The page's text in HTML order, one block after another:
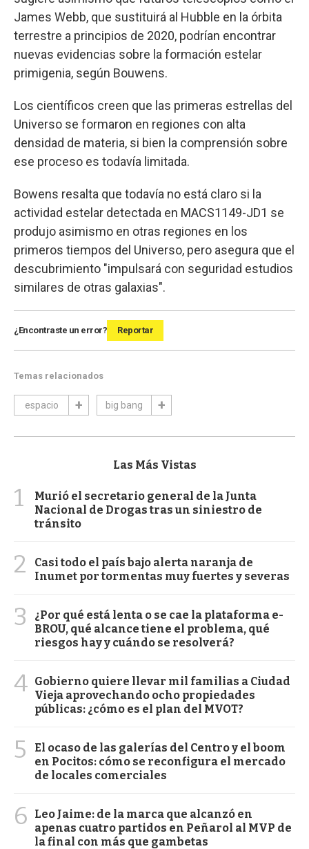
James Webb, que sustituirá al Hubble en la órbita
terrestre a principios de 2020, podrían encontrar
nuevas evidencias sobre la formación estelar
primigenia, según Bouwens.
Los científicos creen que las primeras estrellas del
Universo se formaron en regiones con alta
densidad de materia, si bien la comprensión sobre
ese proceso es todavía limitada.
Bowens resalta que todavía no está claro si la
actividad estelar detectada en MACS1149-JD1 se
produjo asimismo en otras regiones en los
primeros tiempos del Universo, pero asegura que el
descubrimiento "impulsará con seguridad estudios
similares de otras galaxias".
¿Encontraste un error? Reportar
Temas relacionados
espacio big bang
Las Más Vistas
1
Murió el secretario general de la Junta
Nacional de Drogas tras un siniestro de
tránsito
2
Casi todo el país bajo alerta naranja de
Inumet por tormentas muy fuertes y severas
3
¿Por qué está lenta o se cae la plataforma e-
BROU, qué alcance tiene el problema, qué
riesgos hay y cuándo se resolverá?
4 Gobierno quiere llevar mil familias a Ciudad
Vieja aprovechando ocho propiedades
públicas: ¿cómo es el plan del MVOT?
5
El ocaso de las galerías del Centro y el boom
en Pocitos: cómo se reconfigura el mercado
de locales comerciales
6
Leo Jaime: de la marca que alcanzó en
apenas cuatro partidos en Peñarol al MVP de
la final con más que gambetas